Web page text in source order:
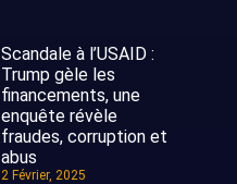
Scandale à l’USAID :
Trump gèle les
financements, une
enquête révèle
fraudes, corruption et
abus
2 Février, 2025